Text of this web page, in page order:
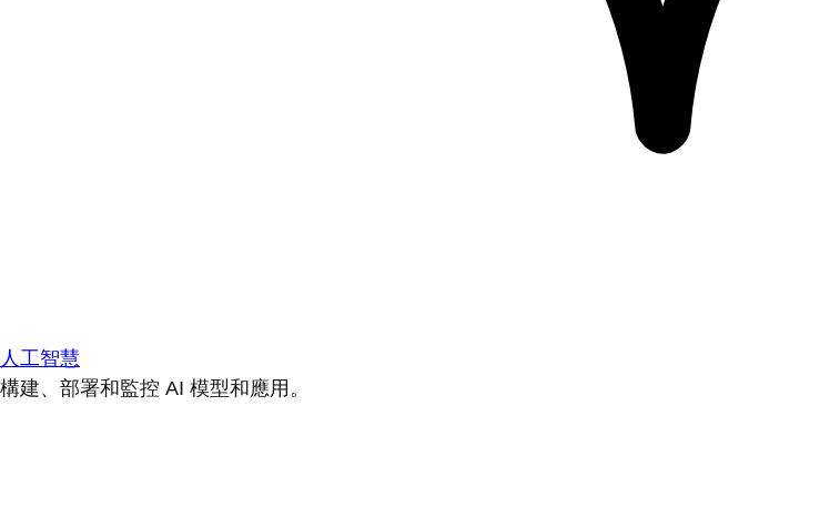
人工智慧
構建、部署和監控 AI 模型和應用。